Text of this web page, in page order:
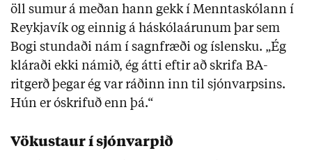
öll sumur á meðan hann gekk í Menntaskólann í
Reykjavík og einnig á háskólaárunum þar sem
Bogi stundaði nám í sagnfræði og íslensku. „Ég
kláraði ekki námið, ég átti eftir að skrifa BA-
ritgerð þegar ég var ráðinn inn til sjónvarpsins.
Hún er óskrifuð enn þá.“
Vökustaur í sjónvarpið